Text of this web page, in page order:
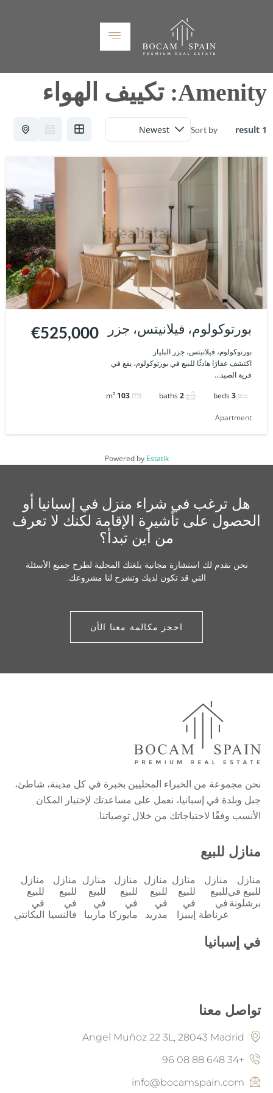
Amenity: تكييف الهواء
1 result
Sort by
بورتوكولوم، فيلانيتس، جزر
البليار
بورتوكولوم، فيلانيتس، جزر البليار
اكتشف عقارًا هادئًا للبيع في بورتوكولوم، يقع في
قرية الصيد...
3
beds
2
baths
103
m²
€525,000
Apartment
Powered byEstatik
هل ترغب في شراء منزل في إسبانيا أو
الحصول على تأشيرة الإقامة لكنك لا تعرف
من أين تبدأ؟
نحن نقدم لك استشارة مجانية بلغتك المحلية لطرح جميع الأسئلة
التي قد تكون لديك وتشرح لنا مشروعك.
احجز مكالمة معنا الأن
نحن مجموعة من الخبراء المحليين بخبرة في كل مدينة، شاطئ،
جبل وبلدة في إسبانيا، نعمل على مساعدتك لإختيار المكان
الأنسب وفقًا لاحتياجاتك من خلال توصياتنا.
منازل للبيع
منازل
للبيع في
برشلونة
منازل
للبيع
في
غرناطة
منازل
للبيع
في
إيبيزا
منازل
للبيع
في
مدريد
منازل
للبيع
في
مايوركا
منازل
للبيع
في
ماربيا
منازل
للبيع
في
فالنسيا
منازل
للبيع
في
اليكانتي
في إسبانيا
تواصل معنا
Angel Muñoz 22 3L, 28043 Madrid
+34 648 88 08 96
info@bocamspain.com